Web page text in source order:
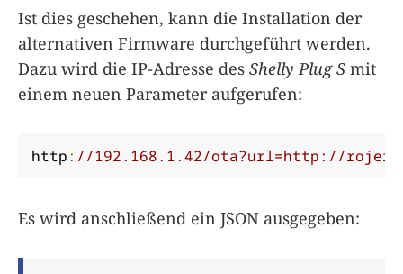
Ist dies geschehen, kann die Installation der
alternativen Firmware durchgeführt werden.
Dazu wird die IP-Adresse des Shelly Plug S mit
einem neuen Parameter aufgerufen:
http: //192.168.1.42/ota?url=http://
Es wird anschließend ein JSON ausgegeben: